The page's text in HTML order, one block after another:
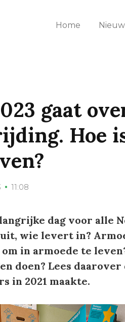
Home
gaat
Hoe
11:08
dag voor alle
wie levert in?
in armoede te
doen? Lees daarover
in 2021 maakte.